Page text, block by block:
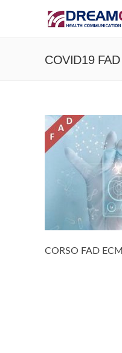
COVID19 FAD
CORSO FAD ECM